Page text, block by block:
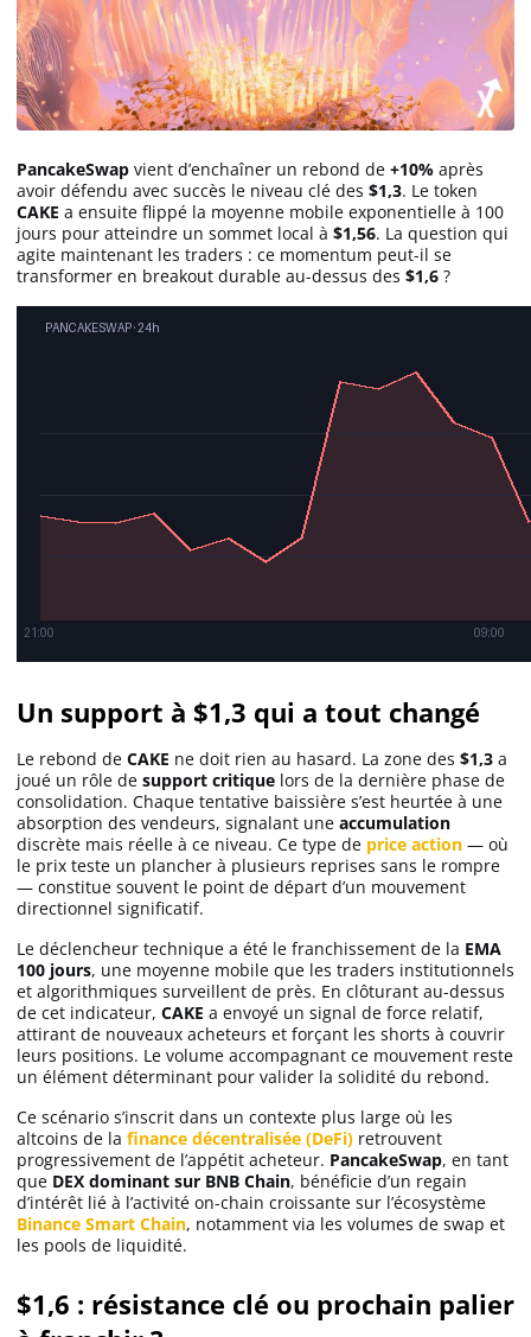
PancakeSwap vient d’enchaîner un rebond de +10% après
avoir défendu avec succès le niveau clé des $1,3. Le token
CAKE a ensuite flippé la moyenne mobile exponentielle à 100
jours pour atteindre un sommet local à $1,56. La question qui
agite maintenant les traders : ce momentum peut-il se
transformer en breakout durable au-dessus des $1,6 ?
Un support à $1,3 qui a tout changé
Le rebond de CAKE ne doit rien au hasard. La zone des $1,3 a
joué un rôle de support critique lors de la dernière phase de
consolidation. Chaque tentative baissière s’est heurtée à une
absorption des vendeurs, signalant une accumulation
discrète mais réelle à ce niveau. Ce type de price action — où
le prix teste un plancher à plusieurs reprises sans le rompre
— constitue souvent le point de départ d’un mouvement
directionnel significatif.
Le déclencheur technique a été le franchissement de la EMA
100 jours, une moyenne mobile que les traders institutionnels
et algorithmiques surveillent de près. En clôturant au-dessus
de cet indicateur, CAKE a envoyé un signal de force relatif,
attirant de nouveaux acheteurs et forçant les shorts à couvrir
leurs positions. Le volume accompagnant ce mouvement reste
un élément déterminant pour valider la solidité du rebond.
Ce scénario s’inscrit dans un contexte plus large où les
altcoins de la finance décentralisée (DeFi) retrouvent
progressivement de l’appétit acheteur. PancakeSwap, en tant
que DEX dominant sur BNB Chain, bénéficie d’un regain
d’intérêt lié à l’activité on-chain croissante sur l’écosystème
Binance Smart Chain, notamment via les volumes de swap et
les pools de liquidité.
$1,6 : résistance clé ou prochain palier